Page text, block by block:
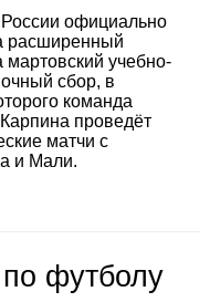
официально
расширенный
мартовский учебно-
сбор, в
команда
проведёт
матчи с
и Мали.
футболу